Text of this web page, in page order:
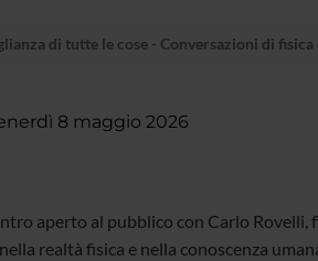
di tutte le cose - Conversazioni di fisica
8 maggio 2026
aperto al pubblico con Carlo Rovelli,
realtà fisica e nella conoscenza